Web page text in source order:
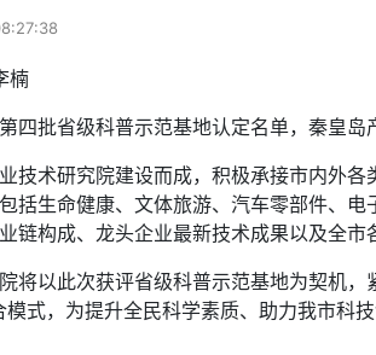
楠
四批省级科普示范基地认定名单，秦皇
技术研究院建设而成，积极承接市内外
括生命健康、文体旅游、汽车零部件、
链构成、龙头企业最新技术成果以及全
将以此次获评省级科普示范基地为契机
式，为提升全民科学素质、助力我市科